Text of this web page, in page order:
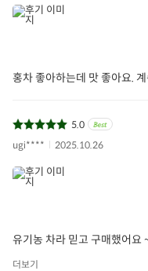
홍차 좋아하는데 맛 좋아요.
5.0
ugi****
2025.10.26
유기농 차라 믿고 구매했어요
더보기